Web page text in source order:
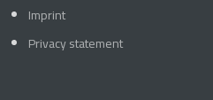
Imprint
Privacy statement